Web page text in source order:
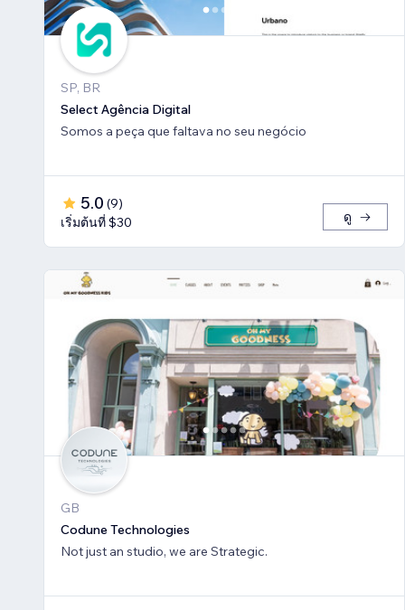
SP, BR
Select Agência Digital
Somos a peça que faltava no seu negócio
5.0 (9)
เริ่มต้นที่ $30
ดู
GB
Codune Technologies
Not just an studio, we are Strategic.